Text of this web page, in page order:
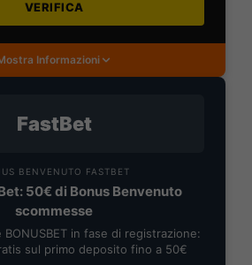
VERIFICA
Informazioni
FastBet
BENVENUTO FASTBET
50€ di Bonus Benvenuto
scommesse
in fase di registrazione:
sul primo deposito fino a 50€